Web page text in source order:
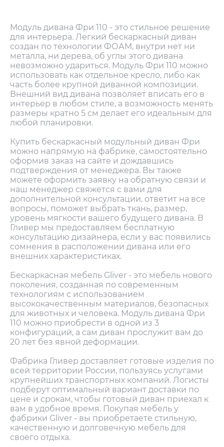
Модуль дивана Фри 110 - это стильное решение
для интерьера. Легкий бескаркасный диван
создан по технологии ФОАМ, внутри нет ни
металла, ни дерева, об углы этого дивана
невозможно удариться. Модуль Фри 110 можно
использовать как отдельное кресло, либо как
часть более крупной диванной композиции.
Внешний вид дивана позволяет вписать его в
интерьер в любом стиле, а возможность менять
размеры кратно 5 см делает его идеальным для
любой планировки.
Купить бескаркасный модульный диван Фри
можно напрямую на фабрике, самостоятельно
оформив заказ на сайте и дождавшись
подтверждения от менеджера. Вы также
можете оформить заявку на обратную связи и
наш менеджер свяжется с вами для
дополнительной консультации, ответит на все
вопросы, поможет выбрать ткань, размер,
уровень мягкости вашего будущего дивана. В
Гливер мы предоставляем бесплатную
консультацию дизайнера, если у вас появились
сомнения в расположении дивана или его
внешних характеристиках.
Бескаркасная мебель Gliver - это мебель нового
поколения, созданная по современным
технологиям с использованием
высококачественным материалов, безопасных
для животных и человека. Модуль дивана Фри
110 можно приобрести в одной из 3
конфигураций, а сам диван прослужит вам до
20 лет без явной деформации.
Фабрика Гливер доставляет готовые изделия по
всей территории России, пользуясь услугами
крупнейших транспортных компаний. Логисты
подберут оптимальный вариант доставки по
цене и срокам, чтобы готовый диван приехал к
вам в удобное время. Покупая мебель у
фабрики Gliver - вы приобретаете стильную,
качественную и долговечную мебель для
своего отдыха.